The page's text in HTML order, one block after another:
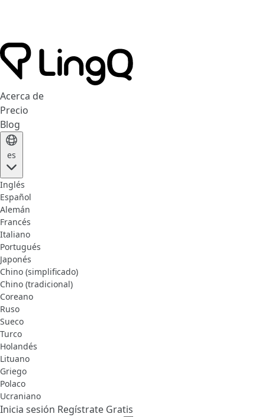
Acerca de
Precio
Blog
es
Inglés
Español
Alemán
Francés
Italiano
Portugués
Japonés
Chino (simplificado)
Chino (tradicional)
Coreano
Ruso
Sueco
Turco
Holandés
Lituano
Griego
Polaco
Ucraniano
Inicia sesión Regístrate Gratis